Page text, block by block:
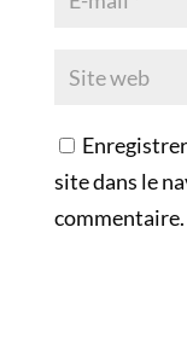
site dans le
commentaire.